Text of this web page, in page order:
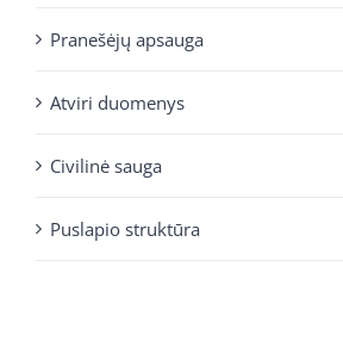
Pranešėjų apsauga
Atviri duomenys
Civilinė sauga
Puslapio struktūra